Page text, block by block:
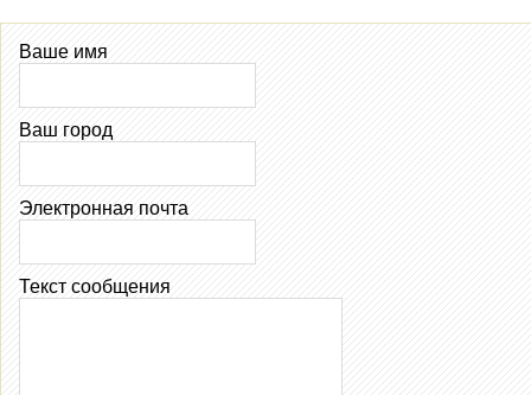
Ваше имя
Ваш город
Электронная почта
Текст сообщения